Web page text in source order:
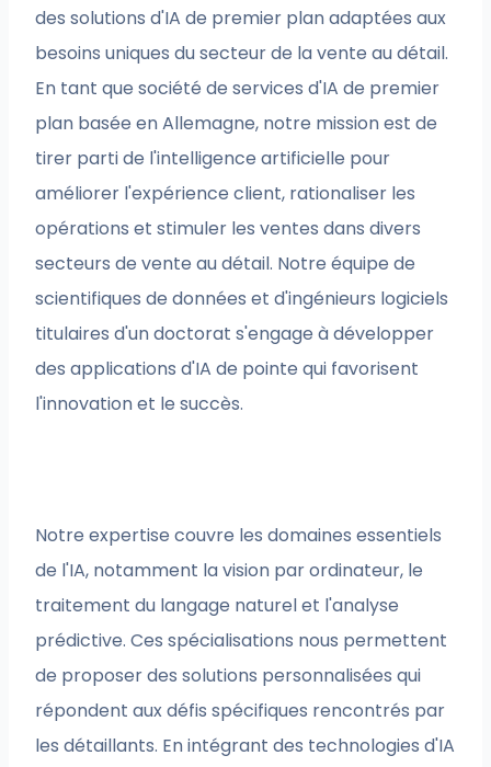
des solutions d'IA de premier plan adaptées aux
besoins uniques du secteur de la vente au détail.
En tant que société de services d'IA de premier
plan basée en Allemagne, notre mission est de
tirer parti de l'intelligence artificielle pour
améliorer l'expérience client, rationaliser les
opérations et stimuler les ventes dans divers
secteurs de vente au détail. Notre équipe de
scientifiques de données et d'ingénieurs logiciels
titulaires d'un doctorat s'engage à développer
des applications d'IA de pointe qui favorisent
l'innovation et le succès.
Notre expertise couvre les domaines essentiels
de l'IA, notamment la vision par ordinateur, le
traitement du langage naturel et l'analyse
prédictive. Ces spécialisations nous permettent
de proposer des solutions personnalisées qui
répondent aux défis spécifiques rencontrés par
les détaillants. En intégrant des technologies d'IA